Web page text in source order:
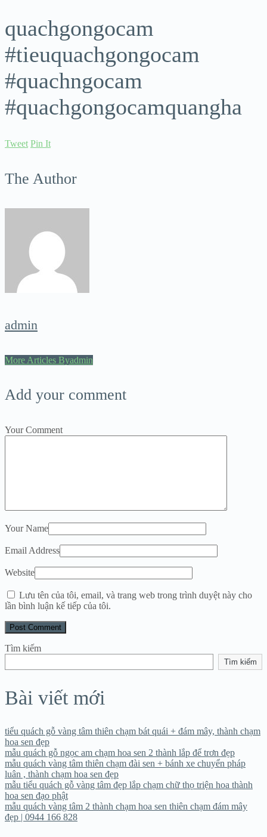
quachgongocam
#tieuquachgongocam
#quachngocam
#quachgongocamquangha
Tweet Pin It
The Author
admin
More Articles Byadmin
Add your comment
Your Comment
Your Name
Email Address
Website
Lưu tên của tôi, email, và trang web trong trình duyệt này cho
lần bình luận kế tiếp của tôi.
Tìm kiếm
Tìm kiếm
Bài viết mới
tiểu quách gỗ vàng tâm thiên chạm bát quái + đám mây, thành chạm
hoa sen đẹp
mẫu quách gỗ ngọc am chạm hoa sen 2 thành lắp để trơn đẹp
mẫu quách vàng tâm thiên chạm đài sen + bánh xe chuyển pháp
luân , thành chạm hoa sen đẹp
mẫu tiểu quách gỗ vàng tâm đẹp lắp chạm chữ thọ triện hoa thành
hoa sen đạo phật
mẫu quách vàng tâm 2 thành chạm hoa sen thiên chạm đám mây
đẹp | 0944 166 828